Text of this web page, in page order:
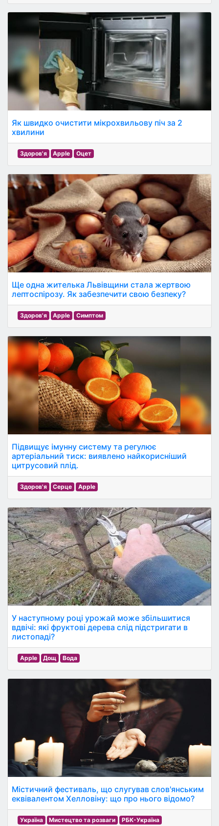
Як швидко очистити мікрохвильову піч за 2
хвилини
Здоров'я Apple Оцет
Ще одна жителька Львівщини стала жертвою
лептоспірозу. Як забезпечити свою безпеку?
Здоров'я Apple Симптом
Підвищує імунну систему та регулює
артеріальний тиск: виявлено найкорисніший
цитрусовий плід.
Здоров'я Серце Apple
У наступному році урожай може збільшитися
вдвічі: які фруктові дерева слід підстригати в
листопаді?
Apple Дощ Вода
Містичний фестиваль, що слугував слов'янським
еквівалентом Хелловіну: що про нього відомо?
Україна Мистецтво та розваги РБК-Україна